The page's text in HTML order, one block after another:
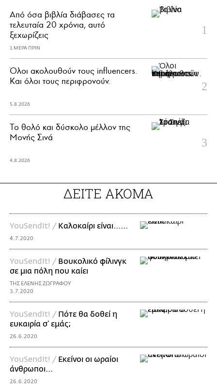
Από όσα βιβλία διάβασες τα
τελευταία 20 χρόνια, αυτό
ξεχωρίζεις
1 ΜΕΡΑ ΠΡΙΝ
Όλοι ακολουθούν τους influencers.
Και όλοι τους περιφρονούν.
5.8.2026
Το θολό και δύσκολο μέλλον της
Μονής Σινά
4.8.2026
ΔΕΙΤΕ ΑΚΟΜΑ
YouSendIt! / Καλοκαίρι είναι......
4.7.2020
YouSendIt! / Βουκολικό φίλινγκ
σε μια πόλη που καίει
ΤΗΣ ΕΛΕΝΗΣ ΖΩΓΡΑΦΟΥ
3.7.2020
YouSendIt! / Πότε θα δοθεί η
ευκαιρία σ’ εμάς;
26.6.2020
YouSendIt! / Εκείνοι οι ωραίοι
άνθρωποι...
26.6.2020